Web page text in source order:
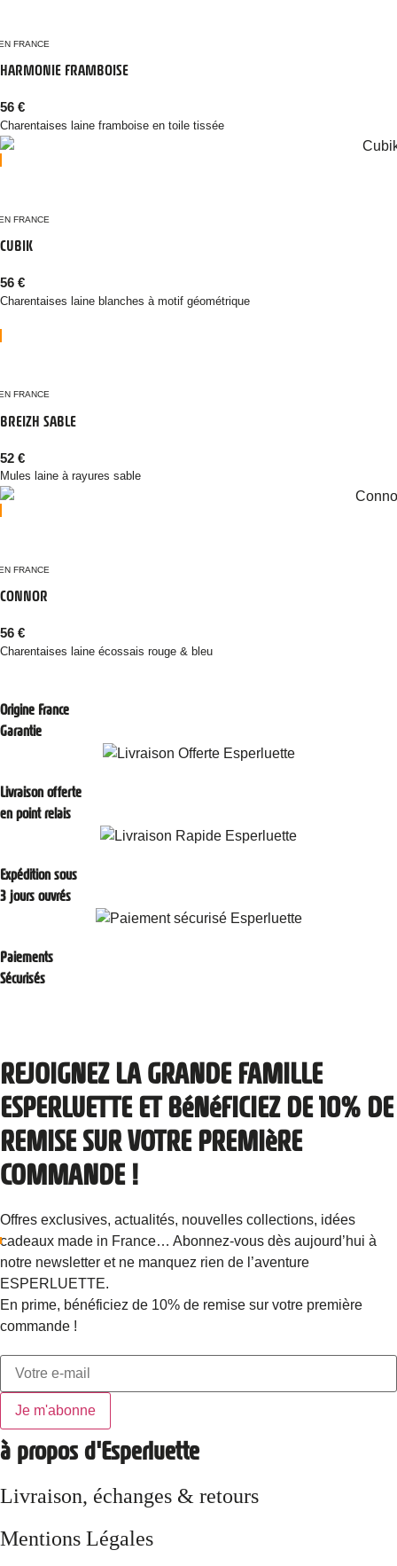
FRANCE
HARMONIE FRAMBOISE
56 €
Charentaises laine framboise en toile tissée
FRANCE
CUBIK
56 €
Charentaises laine blanches à motif géométrique
FRANCE
BREIZH SABLE
52 €
Mules laine à rayures sable
FRANCE
CONNOR
56 €
Charentaises laine écossais rouge & bleu
Origine France
Garantie
Livraison offerte
en point relais
Expédition sous
3 jours ouvrés
Paiements
Sécurisés
REJOIGNEZ LA GRANDE FAMILLE
ESPERLUETTE ET BéNéFICIEZ DE 10% DE
REMISE SUR VOTRE PREMIèRE
COMMANDE !
Offres exclusives, actualités, nouvelles collections, idées
cadeaux made in France… Abonnez-vous dès aujourd’hui à
notre newsletter et ne manquez rien de l’aventure
ESPERLUETTE.
En prime, bénéficiez de 10% de remise sur votre première
commande !
Je m'abonne
à propos d'Esperluette
Livraison, échanges & retours
Mentions Légales